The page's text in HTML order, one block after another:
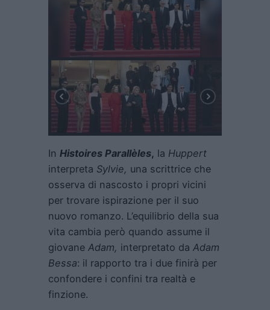
In Histoires Parallèles, la Huppert
interpreta Sylvie, una scrittrice che
osserva di nascosto i propri vicini
per trovare ispirazione per il suo
nuovo romanzo. L’equilibrio della sua
vita cambia però quando assume il
giovane Adam, interpretato da Adam
Bessa: il rapporto tra i due finirà per
confondere i confini tra realtà e
finzione.